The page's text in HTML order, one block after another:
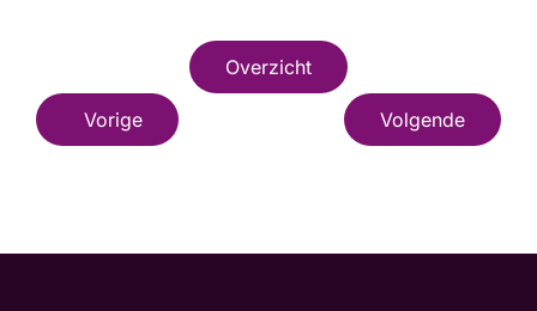
Overzicht
Vorige Volgende